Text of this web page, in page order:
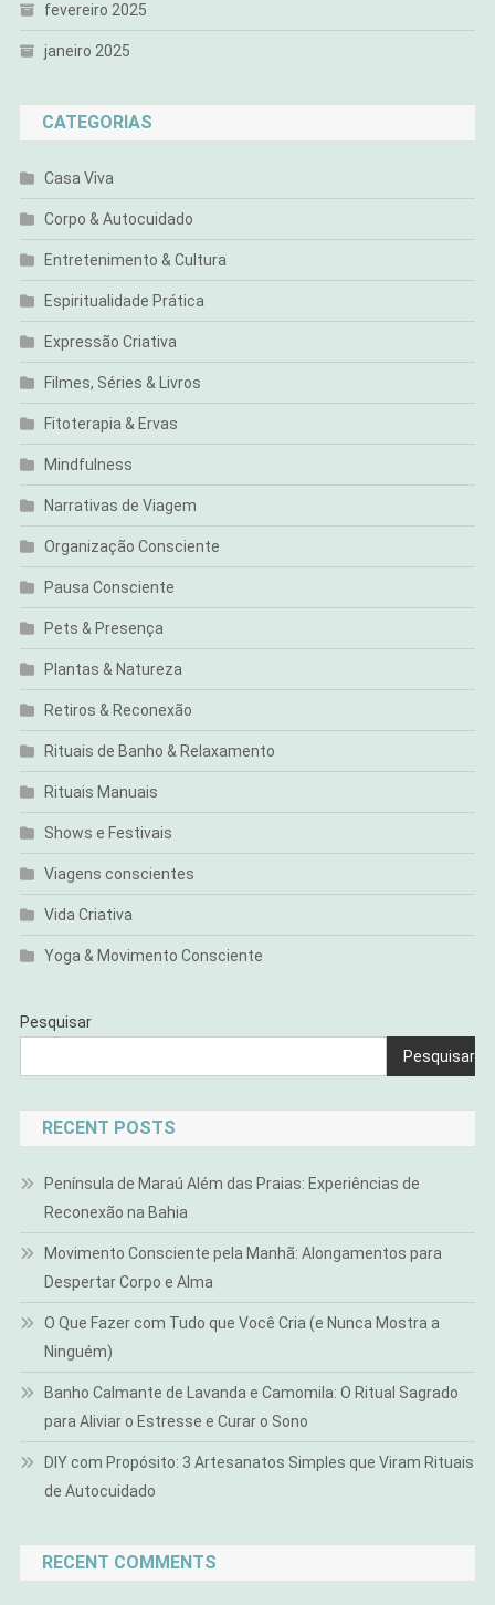
fevereiro 2025
janeiro 2025
CATEGORIAS
Casa Viva
Corpo & Autocuidado
Entretenimento & Cultura
Espiritualidade Prática
Expressão Criativa
Filmes, Séries & Livros
Fitoterapia & Ervas
Mindfulness
Narrativas de Viagem
Organização Consciente
Pausa Consciente
Pets & Presença
Plantas & Natureza
Retiros & Reconexão
Rituais de Banho & Relaxamento
Rituais Manuais
Shows e Festivais
Viagens conscientes
Vida Criativa
Yoga & Movimento Consciente
Pesquisar
Pesquisar
RECENT POSTS
Península de Maraú Além das Praias: Experiências de
Reconexão na Bahia
Movimento Consciente pela Manhã: Alongamentos para
Despertar Corpo e Alma
O Que Fazer com Tudo que Você Cria (e Nunca Mostra a
Ninguém)
Banho Calmante de Lavanda e Camomila: O Ritual Sagrado
para Aliviar o Estresse e Curar o Sono
DIY com Propósito: 3 Artesanatos Simples que Viram Rituais
de Autocuidado
RECENT COMMENTS